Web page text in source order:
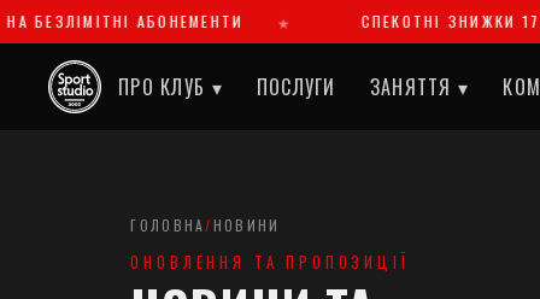
АБОНЕМЕНТИ СПЕКОТНІ ЗНИЖКИ
ПРО КЛУБ ▾ ПОСЛУГИ ЗАНЯТТЯ ▾
ГОЛОВНА/ НОВИНИ
ОНОВЛЕННЯ ТА ПРОПОЗИЦІЇ